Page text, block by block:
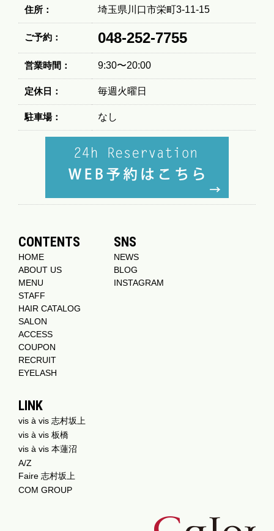
住所： 埼玉県川口市栄町3-11-15
ご予約： 048-252-7755
営業時間： 9:30〜20:00
定休日： 毎週火曜日
駐車場： なし
CONTENTS
HOME
ABOUT US
MENU
STAFF
HAIR CATALOG
SALON
ACCESS
COUPON
RECRUIT
EYELASH
SNS
NEWS
BLOG
INSTAGRAM
LINK
vis à vis 志村坂上
vis à vis 板橋
vis à vis 本蓮沼
A/Z
Faire 志村坂上
COM GROUP